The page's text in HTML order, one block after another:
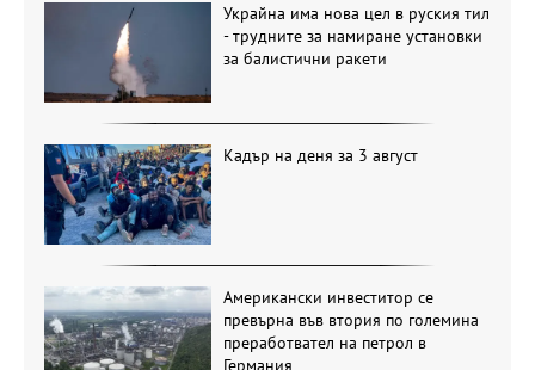
Украйна има нова цел в руския тил
- трудните за намиране установки
за балистични ракети
Кадър на деня за 3 август
Американски инвеститор се
превърна във втория по големина
преработвател на петрол в
Германия